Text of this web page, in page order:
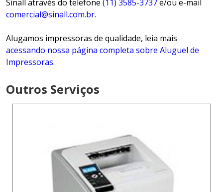
Sinall através do telefone (11) 3585-3737e/ou e-mail
comercial@sinall.com.br.
Alugamos impressoras de qualidade, leia mais
acessando nossa página completa sobre Aluguel de
Impressoras.
Outros Serviços